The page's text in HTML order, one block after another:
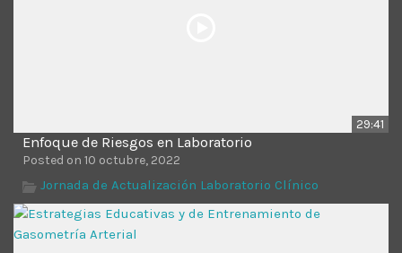
29:41
Enfoque de Riesgos en Laboratorio
Posted on 10 octubre, 2022
Jornada de Actualización Laboratorio Clínico